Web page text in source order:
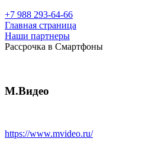
+7 988 293-64-66
Главная страница
Наши партнеры
Рассрочка в Смартфоны
М.Видео
https://www.mvideo.ru/